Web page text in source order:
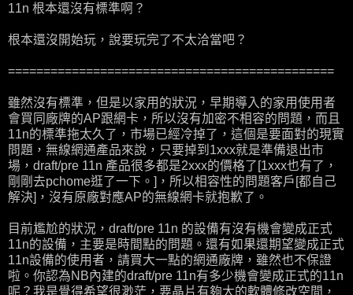
11n 根本還沒有標準啊？
根本還沒開始玩，說要玩完了不太洽當吧？
==============================================
雖然沒有標準，但是以家用的狀況，早期導入的家用使用者
會買同廠牌的AP跟網卡，所以沒有加密不相容的問題，而且
11n的標準拖太久了，市場已經冷掉了，這個是要面對的現實
問題，無線網通產品來說，只要掉到1xxx就是準備退出市
場，draft/pre 11n 產品很多都是2xxx的價格了[1xxx也有了，
剛剛去pchome逛了一下。]，所以相容性的問題客戶[都自己
解決]，沒有原廠對應AP的無線網卡就抱歉了。
目前尷尬的狀況，draft/pre 11n 的設備有沒有機會變成正式
11n的設備，主要是時間點的問題。還有如果還期望變成正式
11n設備的使用者，請買大一點的網通廠牌，雖然也不保證
啦。你認為NB內建的draft/pre 11n有多少機會變成正式的11n
呢？我是覺得希望很渺茫，要晶片有夠大的軟體修改空間，